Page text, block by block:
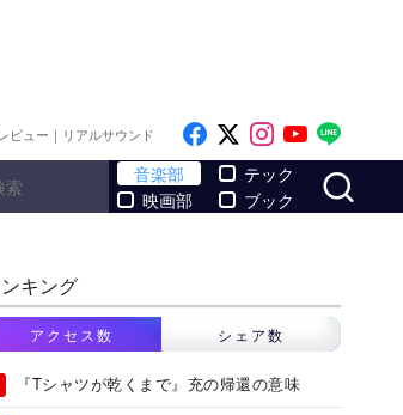
ビュー｜リアルサウンド Like on Facebook
Follow on x
Follow on
Follow
音楽部
映画部
テック
ブック
キング
アクセス数 シェア数
『Tシャツが乾くまで』充の帰還の意味